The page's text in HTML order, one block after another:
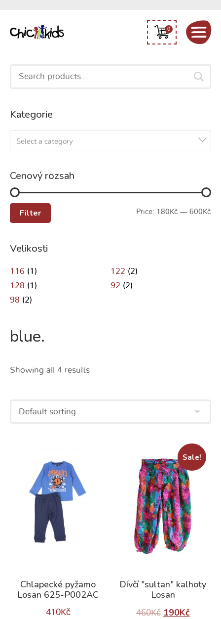
0
Search
Kategorie
Select a category
Cenový rozsah
Filter Price: 180Kč — 600Kč
Velikosti
116 (1) 122 (2)
128 (1) 92 (2)
98 (2)
blue.
Showing all 4 results
Chlapecké pyžamo
Losan 625-P002AC
410Kč
Sale!
Dívčí "sultan" kalhoty
Losan
460Kč 190Kč